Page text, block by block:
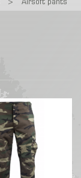
> Airsoft pants